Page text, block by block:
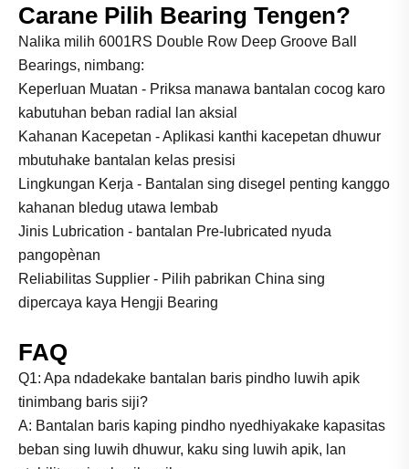
Carane Pilih Bearing Tengen?
Nalika milih 6001RS Double Row Deep Groove Ball
Bearings, nimbang:
Keperluan Muatan - Priksa manawa bantalan cocog karo
kabutuhan beban radial lan aksial
Kahanan Kacepetan - Aplikasi kanthi kacepetan dhuwur
mbutuhake bantalan kelas presisi
Lingkungan Kerja - Bantalan sing disegel penting kanggo
kahanan bledug utawa lembab
Jinis Lubrication - bantalan Pre-lubricated nyuda
pangopènan
Reliabilitas Supplier - Pilih pabrikan China sing
dipercaya kaya Hengji Bearing
FAQ
Q1: Apa ndadekake bantalan baris pindho luwih apik
tinimbang baris siji?
A: Bantalan baris kaping pindho nyedhiyakake kapasitas
beban sing luwih dhuwur, kaku sing luwih apik, lan